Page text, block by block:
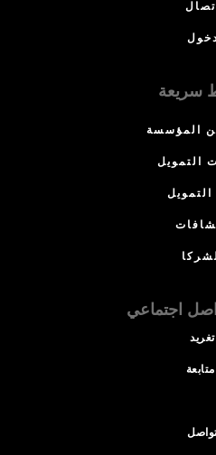
اتصال
سريعة
المؤسسة
التمويل
التمويل
اجتماعي
تغريد